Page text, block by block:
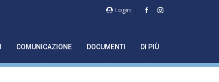
Login
COMUNICAZIONE DOCUMENTI DI PIÙ